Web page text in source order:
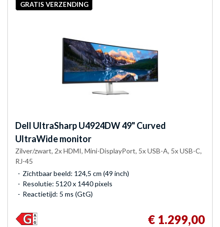
GRATIS VERZENDING
Dell UltraSharp U4924DW 49" Curved
UltraWide monitor
Zilver/zwart, 2x HDMI, Mini-DisplayPort, 5x USB-A, 5x USB-C,
RJ-45
Zichtbaar beeld: 124,5 cm (49 inch)
Resolutie: 5120 x 1440 pixels
Reactietijd: 5 ms (GtG)
€ 1.299,00